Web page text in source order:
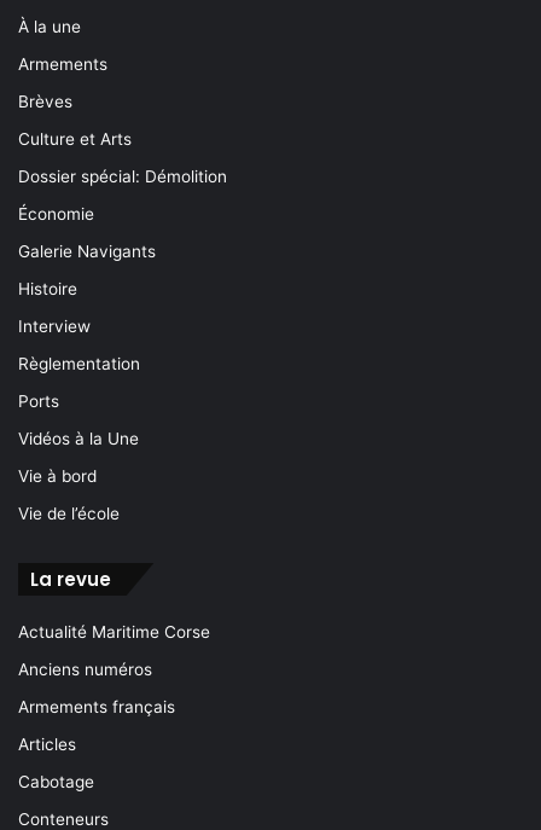
À la une
Armements
Brèves
Culture et Arts
Dossier spécial: Démolition
Économie
Galerie Navigants
Histoire
Interview
Règlementation
Ports
Vidéos à la Une
Vie à bord
Vie de l’école
La revue
Actualité Maritime Corse
Anciens numéros
Armements français
Articles
Cabotage
Conteneurs